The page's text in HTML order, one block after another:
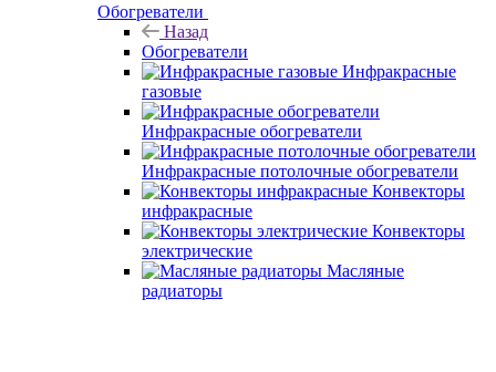
Обогреватели
Назад
Обогреватели
Инфракрасные
газовые
Инфракрасные обогреватели
Инфракрасные потолочные обогреватели
Конвекторы
инфракрасные
Конвекторы
электрические
Масляные
радиаторы